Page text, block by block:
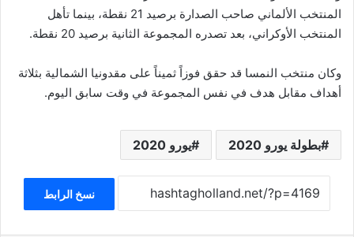
المنتخب الألماني صاحب الصدارة برصيد 21 نقطة، بينما تأهل
المنتخب الأوكراني، بعد تصدره المجموعة الثانية برصيد 20 نقطة.
وكان منتخب النمسا قد حقق فوزاً ثميناً على مقدونيا الشمالية بثلاثة
أهداف مقابل هدف في نفس المجموعة في وقت سابق اليوم.
بطولة يورو 2020 يورو 2020
نسخ الرابط